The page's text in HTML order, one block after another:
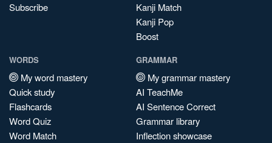
Subscribe
Kanji Match
Kanji Pop
Boost
WORDS
My word mastery
Quick study
Flashcards
Word Quiz
Word Match
GRAMMAR
My grammar mastery
AI TeachMe
AI Sentence Correct
Grammar library
Inflection showcase